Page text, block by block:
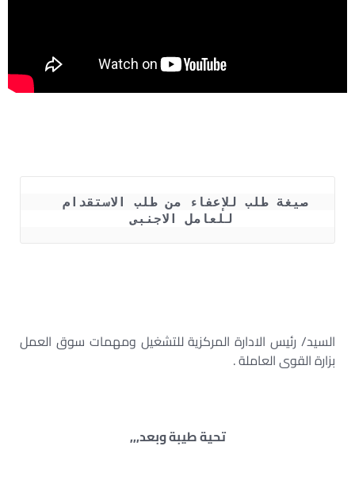
للعامل الاجنبى
السيد/ رئيس الادارة المركزية للتشغيل ومهمات سوق العمل
بزارة القوى العاملة .
تحية طيبة وبعد,,,